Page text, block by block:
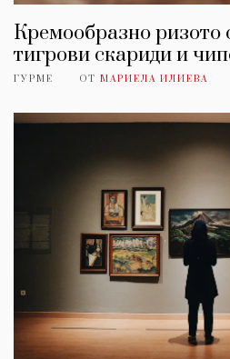
Кремообразно ризото
тигрови скариди и
ГУРМЕ ОТ МАРИЕЛА ИЛИЕВА